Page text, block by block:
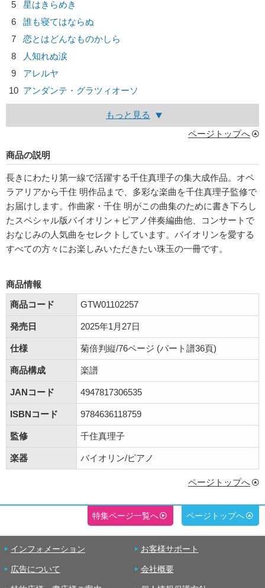
5
星はきらめき
6
誰も寝てはならぬ
7
恋とはどんなものかしら
8
人知れぬ涙
9
アレルヤ
10 アンダンテ・グラツィオーソ
もっと見る
ページトップへ
商品の説明
長きにわたり第一線で活躍する千住真理子の集大成作品。オペ
ラアリアから千住 明作品まで、多彩な楽曲を千住真理子監修で
お届けします。作曲家・千住 明がこの曲集のために書き下ろし
たスペシャル版バイオリン＋ピアノ伴奏編曲他、コンサートで
おなじみの人気曲をセレクトしています。バイオリンを愛する
すべての方々にお楽しみいただきたい珠玉の一冊です。
商品情報
商品コード
GTW01102257
発売日 2025年1月27日
仕様 菊倍判縦/76ページ (パート譜36頁)
商品構成 楽譜
JANコード 4947817306535
ISBNコード 9784636118759
監修 千住真理子
楽器 バイオリン/ピアノ
ページトップへ
特集ページ一覧へ ページトップへ
インフォメーション お客様サポート
広告について 会社概要